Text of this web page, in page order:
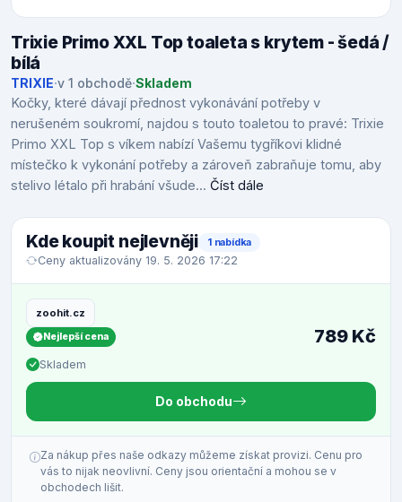
Trixie Primo XXL Top toaleta s krytem - šedá /
bílá
TRIXIE·v 1 obchodě·Skladem
Kočky, které dávají přednost vykonávání potřeby v
nerušeném soukromí, najdou s touto toaletou to pravé: Trixie
Primo XXL Top s víkem nabízí Vašemu tygříkovi klidné
místečko k vykonání potřeby a zároveň zabraňuje tomu, aby
stelivo létalo při hrabání všude... Číst dále
Kde koupit nejlevněji 1 nabídka
Ceny aktualizovány 19. 5. 2026 17:22
zoohit.cz
Nejlepší cena
Skladem
789 Kč
Do obchodu
Za nákup přes naše odkazy můžeme získat provizi. Cenu pro
vás to nijak neovlivní. Ceny jsou orientační a mohou se v
obchodech lišit.